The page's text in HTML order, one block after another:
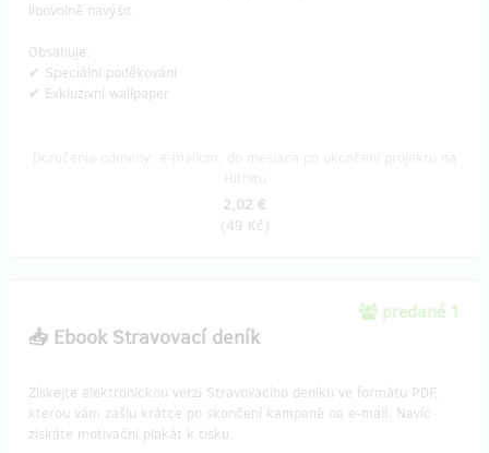
libovolně navýšit.
Obsahuje:
✔ Speciální poděkování
✔ Exkluzivní wallpaper
2,02 €
(49 Kč)
predané 1
📥 Ebook Stravovací deník
Získejte elektronickou verzi Stravovacího deníku ve formátu PDF,
kterou vám zašlu krátce po skončení kampaně na e-mail. Navíc
získáte motivační plakát k tisku.